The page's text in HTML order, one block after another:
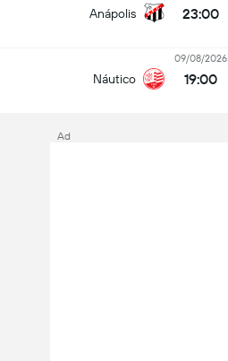
Anápolis 23:00
Náutico
09/08/2026
19:00
Ad